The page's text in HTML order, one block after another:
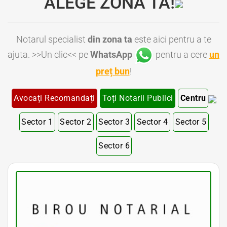
Notarul specialist din zona ta este aici pentru a te
ajuta. >>Un clic<< peWhatsApp pentru a cere un
preț bun!
Avocați Recomandați Toți Notarii Publici Centru
Sector 1 Sector 2 Sector 3 Sector 4 Sector 5
Sector 6